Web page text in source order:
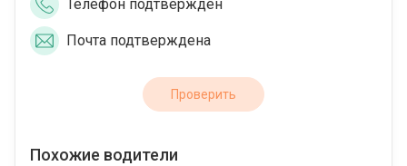
Телефон подтвержден
Почта подтверждена
Проверить
Похожие водители